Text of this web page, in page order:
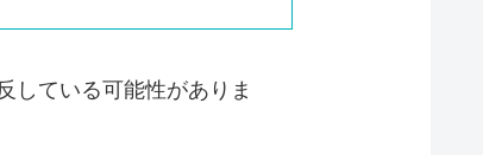
している可能性がありま